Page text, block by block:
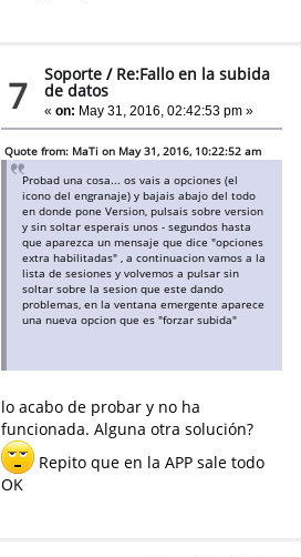
7 Soporte / Re:Fallo en la subida
de datos
«on: May 31, 2016, 02:42:53 pm »
Quote from: MaTi on May 31, 2016, 10:22:52 am
Probad una cosa... os vais a opciones (el
icono del engranaje) y bajais abajo del todo
en donde pone Version, pulsais sobre version
y sin soltar esperais unos - segundos hasta
que aparezca un mensaje que dice "opciones
extra habilitadas" , a continuacion vamos a la
lista de sesiones y volvemos a pulsar sin
soltar sobre la sesion que este dando
problemas, en la ventana emergente aparece
una nueva opcion que es "forzar subida"
lo acabo de probar y no ha
funcionada. Alguna otra solución?
Repito que en la APP sale todo
OK